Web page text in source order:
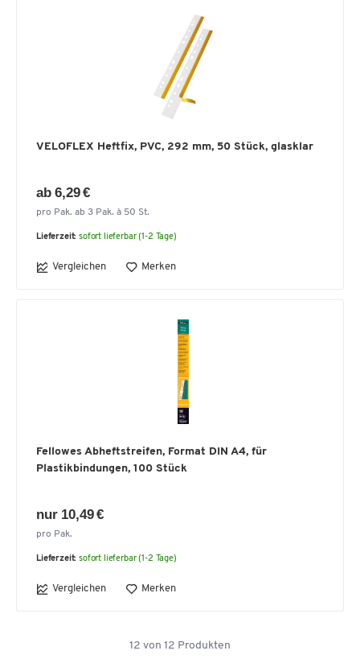
VELOFLEX Heftfix, PVC, 292 mm, 50 Stück, glasklar
ab 6,29 €
pro Pak. ab 3 Pak. à 50 St.
Lieferzeit: sofort lieferbar (1-2 Tage)
Vergleichen Merken
Fellowes Abheftstreifen, Format DIN A4, für
Plastikbindungen, 100 Stück
nur 10,49 €
pro Pak.
Lieferzeit: sofort lieferbar (1-2 Tage)
Vergleichen Merken
12 von 12 Produkten